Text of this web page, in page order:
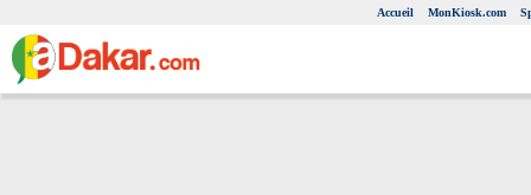
Accueil MonKiosk.com